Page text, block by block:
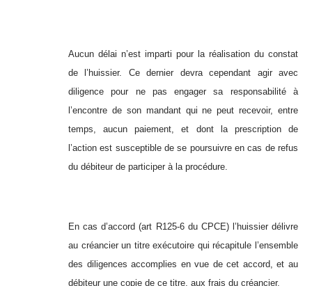
Aucun délai n’est imparti pour la réalisation du constat
de l’huissier. Ce dernier devra cependant agir avec
diligence pour ne pas engager sa responsabilité à
l’encontre de son mandant qui ne peut recevoir, entre
temps, aucun paiement, et dont la prescription de
l’action est susceptible de se poursuivre en cas de refus
du débiteur de participer à la procédure.
En cas d’accord (art R125-6 du CPCE) l’huissier délivre
au créancier un titre exécutoire qui récapitule l’ensemble
des diligences accomplies en vue de cet accord, et au
débiteur une copie de ce titre, aux frais du créancier.